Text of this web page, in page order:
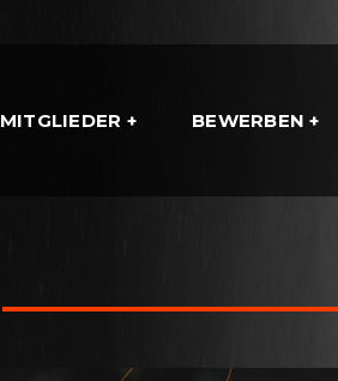
MITGLIEDER BEWERBEN